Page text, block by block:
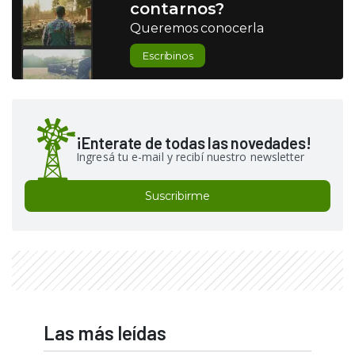
contarnos?
Queremos conocerla
Escribinos
¡Enterate de todas las novedades!
Ingresá tu e-mail y recibí nuestro newsletter
Suscribirme
Las más leídas